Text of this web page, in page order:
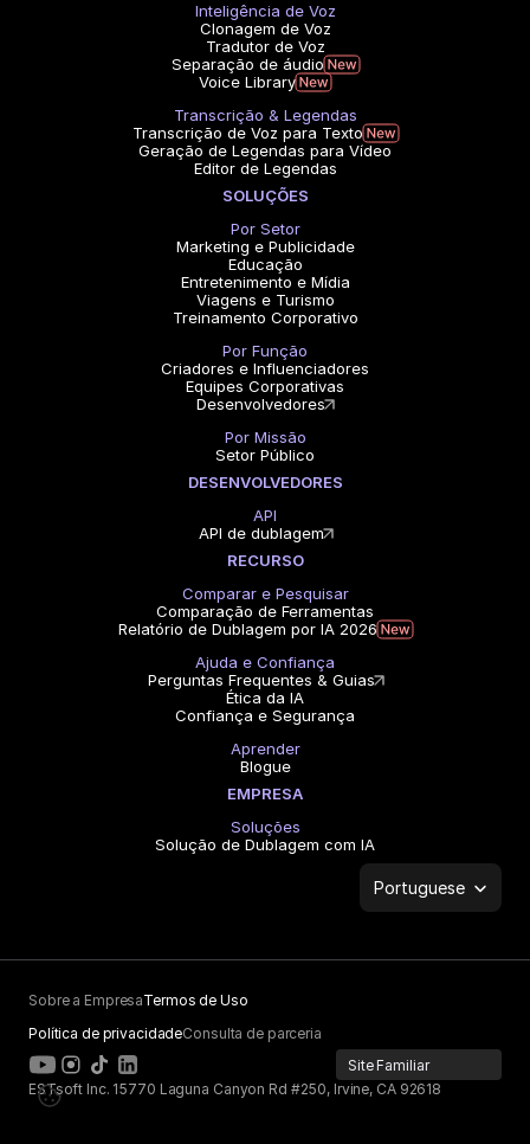
Inteligência de Voz
Clonagem de Voz
Tradutor de Voz
Separação de áudio
Voice Library
Transcrição & Legendas
Transcrição de Voz para Texto
Geração de Legendas para Vídeo
Editor de Legendas
SOLUÇÕES
Por Setor
Marketing e Publicidade
Educação
Entretenimento e Mídia
Viagens e Turismo
Treinamento Corporativo
Por Função
Criadores e Influenciadores
Equipes Corporativas
Desenvolvedores
Por Missão
Setor Público
DESENVOLVEDORES
API
API de dublagem
RECURSO
Comparar e Pesquisar
Comparação de Ferramentas
Relatório de Dublagem por IA 2026
Ajuda e Confiança
Perguntas Frequentes & Guias
Ética da IA
Confiança e Segurança
Aprender
Blogue
EMPRESA
Soluções
Solução de Dublagem com IA
Select Language
Portuguese
Sobre a EmpresaTermos de Uso
Política de privacidadeConsulta de parceria
Site Familiar
ESTsoft Inc. 15770 Laguna Canyon Rd #250, Irvine, CA 92618